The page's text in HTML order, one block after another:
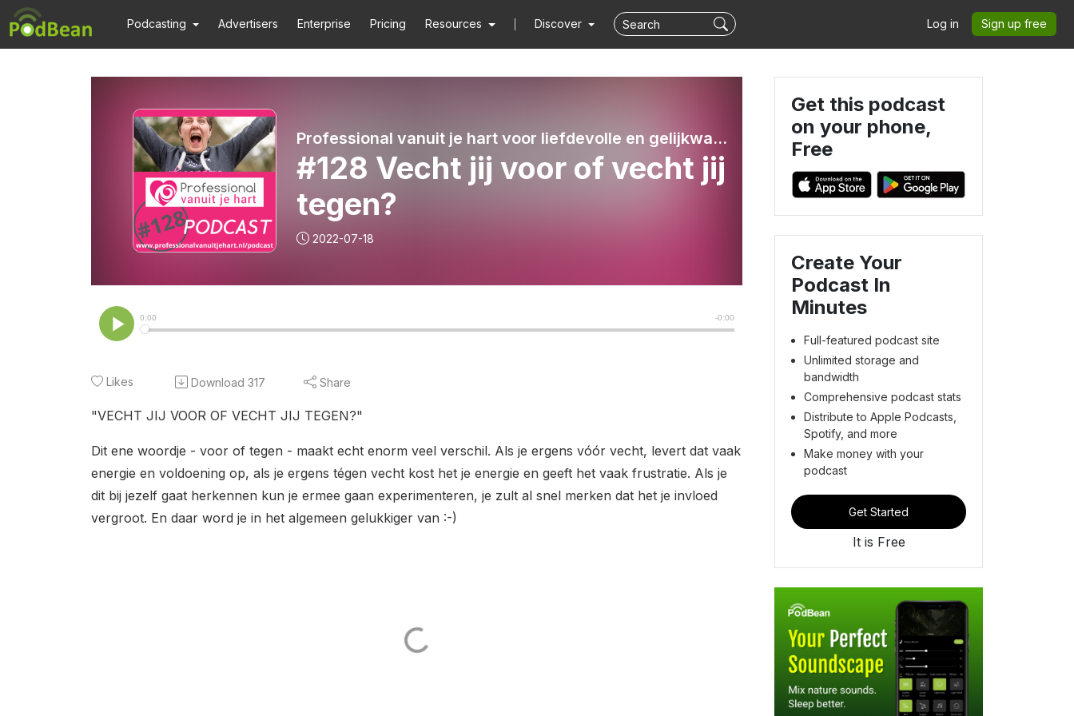
Podcasting Advertisers Enterprise Pricing Resources Discover Log in Sign up free
Professional vanuit je hart voor liefdevolle en gelijkwaardige (jeugd)zorg, onderwijs en sociaal domein - met Mascha Struijk
#128 Vecht jij voor of vecht jij
tegen?
2022-07-18
Likes Download 317 Share
"VECHT JIJ VOOR OF VECHT JIJ TEGEN?"
Dit ene woordje - voor of tegen - maakt echt enorm veel verschil. Als je ergens vóór vecht, levert dat vaak
energie en voldoening op, als je ergens tégen vecht kost het je energie en geeft het vaak frustratie. Als je
dit bij jezelf gaat herkennen kun je ermee gaan experimenteren, je zult al snel merken dat het je invloed
vergroot. En daar word je in het algemeen gelukkiger van :-)
Get this podcast
on your phone,
Free
Create Your
Podcast In
Minutes
Full-featured podcast site
Unlimited storage and
bandwidth
Comprehensive podcast stats
Distribute to Apple Podcasts,
Spotify, and more
Make money with your
podcast
Get Started
It is Free